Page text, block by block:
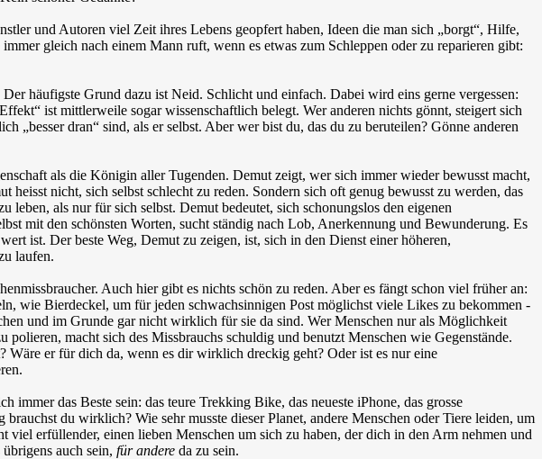
und Autoren viel Zeit ihres Lebens geopfert haben, Ideen die man sich „borgt“, Hilfe,
gleich nach einem Mann ruft, wenn es etwas zum Schleppen oder zu reparieren gibt:
häufigste Grund dazu ist Neid. Schlicht und einfach. Dabei wird eins gerne vergessen:
ist mittlerweile sogar wissenschaftlich belegt. Wer anderen nichts gönnt, steigert sich
„besser dran“ sind, als er selbst. Aber wer bist du, das du zu beruteilen? Gönne anderen
als die Königin aller Tugenden. Demut zeigt, wer sich immer wieder bewusst macht,
nicht, sich selbst schlecht zu reden. Sondern sich oft genug bewusst zu werden, das
als nur für sich selbst. Demut bedeutet, sich schonungslos den eigenen
mit den schönsten Worten, sucht ständig nach Lob, Anerkennung und Bewunderung. Es
ist. Der beste Weg, Demut zu zeigen, ist, sich in den Dienst einer höheren,
laufen.
Auch hier gibt es nichts schön zu reden. Aber es fängt schon viel früher an:
wie Bierdeckel, um für jeden schwachsinnigen Post möglichst viele Likes zu bekommen -
und im Grunde gar nicht wirklich für sie da sind. Wer Menschen nur als Möglichkeit
macht sich des Missbrauchs schuldig und benutzt Menschen wie Gegenstände.
Wäre er für dich da, wenn es dir wirklich dreckig geht? Oder ist es nur eine
immer das Beste sein: das teure Trekking Bike, das neueste iPhone, das grosse
du wirklich? Wie sehr musste dieser Planet, andere Menschen oder Tiere leiden, um
viel erfüllender, einen lieben Menschen um sich zu haben, der dich in den Arm nehmen und
auch sein, für andere da zu sein.